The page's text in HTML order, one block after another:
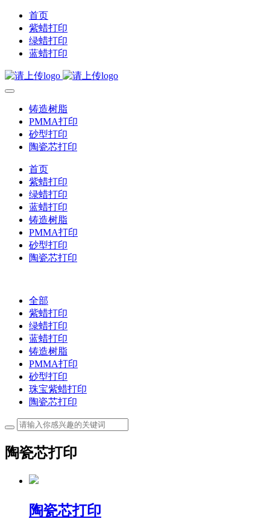
首页
紫蜡打印
绿蜡打印
蓝蜡打印
铸造树脂
PMMA打印
砂型打印
陶瓷芯打印
首页
紫蜡打印
绿蜡打印
蓝蜡打印
铸造树脂
PMMA打印
砂型打印
陶瓷芯打印
全部
紫蜡打印
绿蜡打印
蓝蜡打印
铸造树脂
PMMA打印
砂型打印
珠宝紫蜡打印
陶瓷芯打印
陶瓷芯打印
陶瓷芯打印